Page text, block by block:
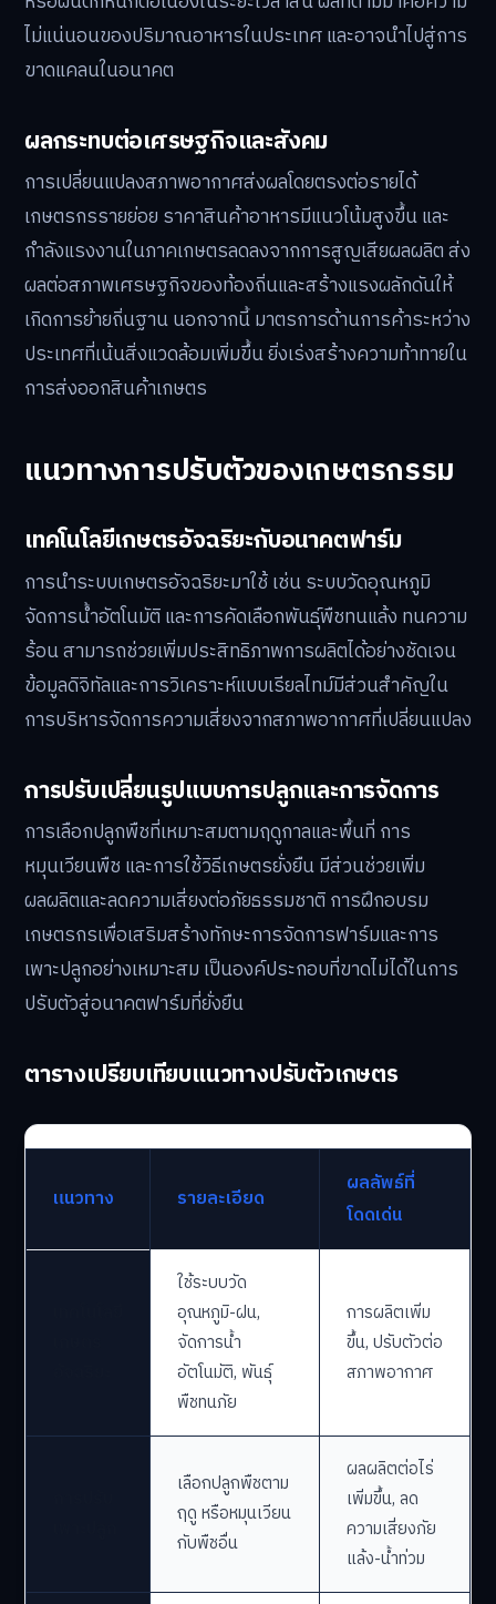
ไม่แน่นอนของปริมาณอาหารในประเทศ และอาจนำไปสู่การ
ขาดแคลนในอนาคต
ผลกระทบต่อเศรษฐกิจและสังคม
การเปลี่ยนแปลงสภาพอากาศส่งผลโดยตรงต่อรายได้
เกษตรกรรายย่อย ราคาสินค้าอาหารมีแนวโน้มสูงขึ้น และ
กำลังแรงงานในภาคเกษตรลดลงจากการสูญเสียผลผลิต ส่ง
ผลต่อสภาพเศรษฐกิจของท้องถิ่นและสร้างแรงผลักดันให้
เกิดการย้ายถิ่นฐาน นอกจากนี้ มาตรการด้านการค้าระหว่าง
ประเทศที่เน้นสิ่งแวดล้อมเพิ่มขึ้น ยิ่งเร่งสร้างความท้าทายใน
การส่งออกสินค้าเกษตร
แนวทางการปรับตัวของเกษตรกรรม
เทคโนโลยีเกษตรอัจฉริยะกับอนาคตฟาร์ม
การนำระบบเกษตรอัจฉริยะมาใช้ เช่น ระบบวัดอุณหภูมิ
จัดการน้ำอัตโนมัติ และการคัดเลือกพันธุ์พืชทนแล้ง ทนความ
ร้อน สามารถช่วยเพิ่มประสิทธิภาพการผลิตได้อย่างชัดเจน
ข้อมูลดิจิทัลและการวิเคราะห์แบบเรียลไทม์มีส่วนสำคัญใน
การบริหารจัดการความเสี่ยงจากสภาพอากาศที่เปลี่ยนแปลง
การปรับเปลี่ยนรูปแบบการปลูกและการจัดการ
การเลือกปลูกพืชที่เหมาะสมตามฤดูกาลและพื้นที่ การ
หมุนเวียนพืช และการใช้วิธีเกษตรยั่งยืน มีส่วนช่วยเพิ่ม
ผลผลิตและลดความเสี่ยงต่อภัยธรรมชาติ การฝึกอบรม
เกษตรกรเพื่อเสริมสร้างทักษะการจัดการฟาร์มและการ
เพาะปลูกอย่างเหมาะสม เป็นองค์ประกอบที่ขาดไม่ได้ในการ
ปรับตัวสู่อนาคตฟาร์มที่ยั่งยืน
ตารางเปรียบเทียบแนวทางปรับตัวเกษตร
แนวทาง รายละเอียด
ผลลัพธ์ที่
โดดเด่น
ใช้ระบบวัด
อุณหภูมิ-ฝน,
จัดการน้ำ
อัตโนมัติ, พันธุ์
พืชทนภัย
การผลิตเพิ่ม
ขึ้น, ปรับตัวต่อ
สภาพอากาศ
เลือกปลูกพืชตาม
ฤดู หรือหมุนเวียน
กับพืชอื่น
ผลผลิตต่อไร่
เพิ่มขึ้น, ลด
ความเสี่ยงภัย
แล้ง-น้ำท่วม